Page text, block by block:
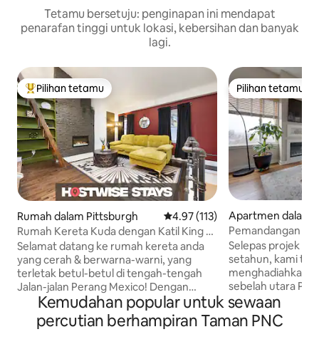
Tetamu bersetuju: penginapan ini mendapat
penarafan tinggi untuk lokasi, kebersihan dan banyak
lagi.
Pilihan utama tetamu
Pilihan tetamu
Rumah dalam Pittsburgh Penarafan purata 4.97 daripada
4.97 (113)
Rumah Kereta Kuda dengan Katil King di
Jalan-jalan Perang Mexico
Selamat datang ke rumah kereta anda
yang cerah & berwarna-warni, yang
terletak betul-betul di tengah-tengah
Jalan-jalan Perang Mexico! Dengan
banyak ruang untuk pasangan atau
pengembara solo, ia mempunyai semua
yang anda perlukan untuk penginapan
Pilihan tetamu
Pilihan tetamu
Apartmen dalam
h
Pemandangan
Tempat Letak
Selepas projek
setahun, kami
menghadiahkan
sebelah utara
bersejarah. Apa
permata pusat
dikelilingi oleh
Kemudahan popular untuk sewaan
percutian berhampiran Taman PNC